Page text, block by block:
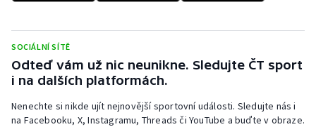
SOCIÁLNÍ SÍTĚ
Odteď vám už nic neunikne. Sledujte ČT sport
i na dalších platformách.
Nenechte si nikde ujít nejnovější sportovní události. Sledujte nás i
na Facebooku, X, Instagramu, Threads či YouTube a buďte v obraze.